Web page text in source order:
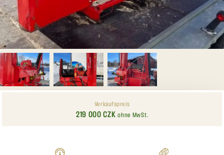
Verkaufspreis
219 000 CZKohne MwSt.